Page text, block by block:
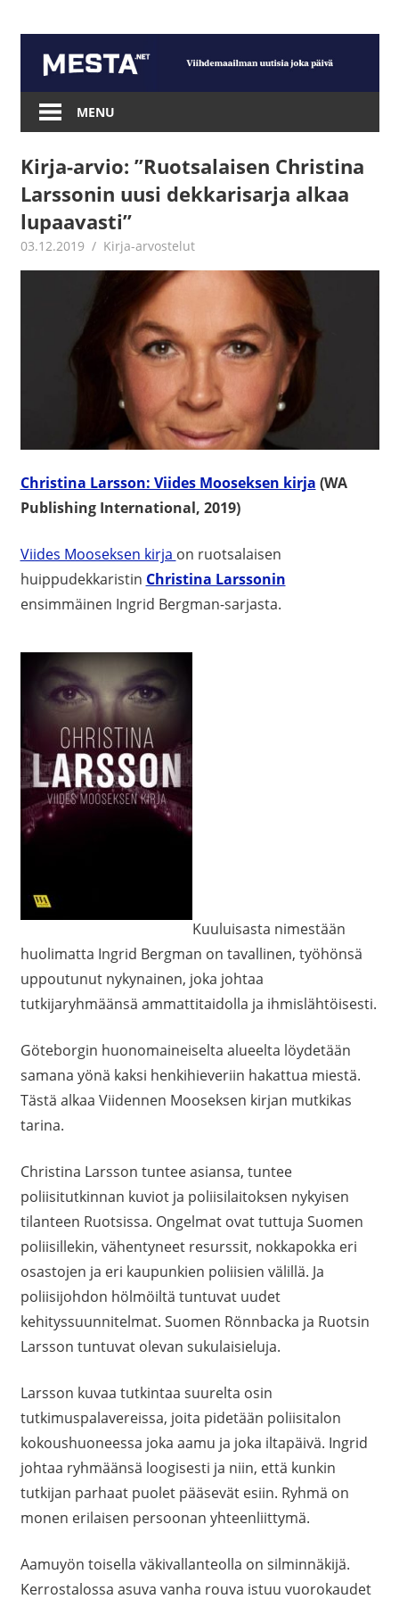
content
Mesta.net
MENU
Kirja-arvio: ”Ruotsalaisen Christina
Larssonin uusi dekkarisarja alkaa
lupaavasti”
03.12.2019 Jouni Hirn
Kirja-arvostelut
Christina Larsson: Viides Mooseksen kirja (WA
Publishing International, 2019)
Viides Mooseksen kirja on ruotsalaisen
huippudekkaristin Christina Larssonin
ensimmäinen Ingrid Bergman-sarjasta.
Kuuluisasta nimestään
huolimatta Ingrid Bergman on tavallinen, työhönsä
uppoutunut nykynainen, joka johtaa
tutkijaryhmäänsä ammattitaidolla ja ihmislähtöisesti.
Göteborgin huonomaineiselta alueelta löydetään
samana yönä kaksi henkihieveriin hakattua miestä.
Tästä alkaa Viidennen Mooseksen kirjan mutkikas
tarina.
Christina Larsson tuntee asiansa, tuntee
poliisitutkinnan kuviot ja poliisilaitoksen nykyisen
tilanteen Ruotsissa. Ongelmat ovat tuttuja Suomen
poliisillekin, vähentyneet resurssit, nokkapokka eri
osastojen ja eri kaupunkien poliisien välillä. Ja
poliisijohdon hölmöiltä tuntuvat uudet
kehityssuunnitelmat. Suomen Rönnbacka ja Ruotsin
Larsson tuntuvat olevan sukulaisieluja.
Larsson kuvaa tutkintaa suurelta osin
tutkimuspalavereissa, joita pidetään poliisitalon
kokoushuoneessa joka aamu ja joka iltapäivä. Ingrid
johtaa ryhmäänsä loogisesti ja niin, että kunkin
tutkijan parhaat puolet pääsevät esiin. Ryhmä on
monen erilaisen persoonan yhteenliittymä.
Aamuyön toisella väkivallanteolla on silminnäkijä.
Kerrostalossa asuva vanha rouva istuu vuorokaudet